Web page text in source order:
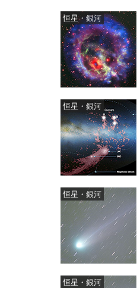
恒星・銀河
恒星・銀河
恒星・銀河
恒星・銀河